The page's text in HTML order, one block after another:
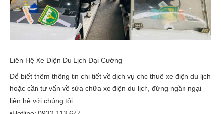
Liên Hệ Xe Điện Du Lịch Đại Cường
Để biết thêm thông tin chi tiết về dịch vụ cho thuê xe điện du lịch
hoặc cần tư vấn về sửa chữa xe điện du lịch , đừng ngần ngại
liên hệ với chúng tôi: